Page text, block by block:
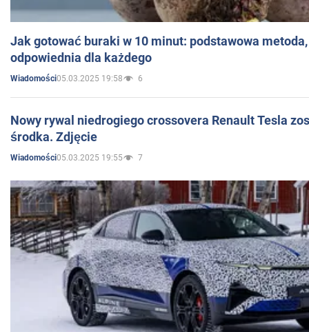
Jak gotować buraki w 10 minut: podstawowa
odpowiednia dla każdego
Wiadomości05.03.2025 19:58 6
Nowy rywal niedrogiego crossovera Renault Tesla
środka. Zdjęcie
Wiadomości05.03.2025 19:55 7